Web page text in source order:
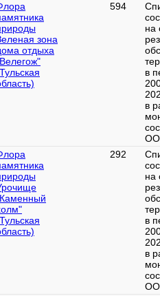
зона
отдыха
594
на
в
в
292
на
в
в